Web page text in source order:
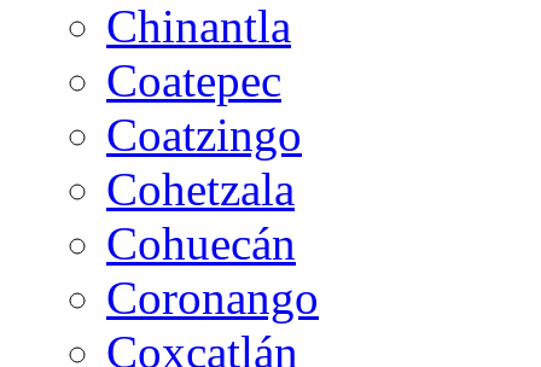
Chinantla
Coatepec
Coatzingo
Cohetzala
Cohuecán
Coronango
Coxcatlán